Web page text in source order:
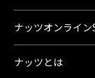
ナッツオンライン
ナッツとは